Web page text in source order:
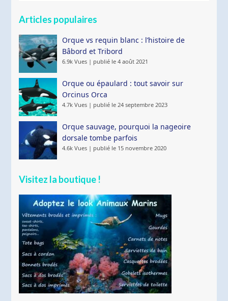
Articles populaires
Orque vs requin blanc : l’histoire de
Bâbord et Tribord
6.9k Vues | publié le 4 août 2021
Orque ou épaulard : tout savoir sur
Orcinus Orca
4.7k Vues | publié le 24 septembre 2023
Orque sauvage, pourquoi la nageoire
dorsale tombe parfois
4.6k Vues | publié le 15 novembre 2020
Visitez la boutique !